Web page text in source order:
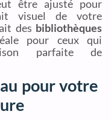
être ajusté pour
visuel de votre
des bibliothèques
pour ceux qui
parfaite de
pour votre